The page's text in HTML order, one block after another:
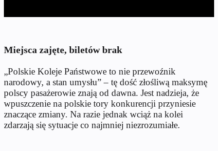
Miejsca zajęte, biletów brak
„Polskie Koleje Państwowe to nie przewoźnik
narodowy, a stan umysłu” – tę dość złośliwą maksymę
polscy pasażerowie znają od dawna. Jest nadzieja, że
wpuszczenie na polskie tory konkurencji przyniesie
znaczące zmiany. Na razie jednak wciąż na kolei
zdarzają się sytuacje co najmniej niezrozumiałe.